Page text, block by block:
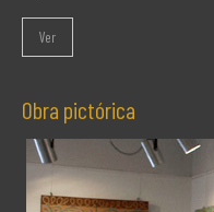
Ver
Obra pictórica